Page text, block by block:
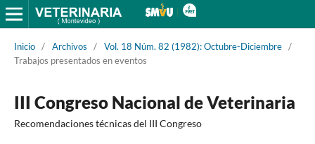
Inicio / Archivos / Vol. 18 Núm. 82 (1982): Octubre-Diciembre /
Trabajos presentados en eventos
III Congreso Nacional de Veterinaria
Recomendaciones técnicas del III Congreso